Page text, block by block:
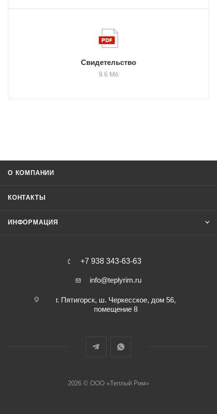
Свидетельство
9.6 Мб
О КОМПАНИИ
КОНТАКТЫ
ИНФОРМАЦИЯ
+7 938 343-63-63
info@teplyrim.ru
г. Пятигорск, ш. Черкесское, дом 56,
помещение 8
2026 © ООО «Теплый Рим»